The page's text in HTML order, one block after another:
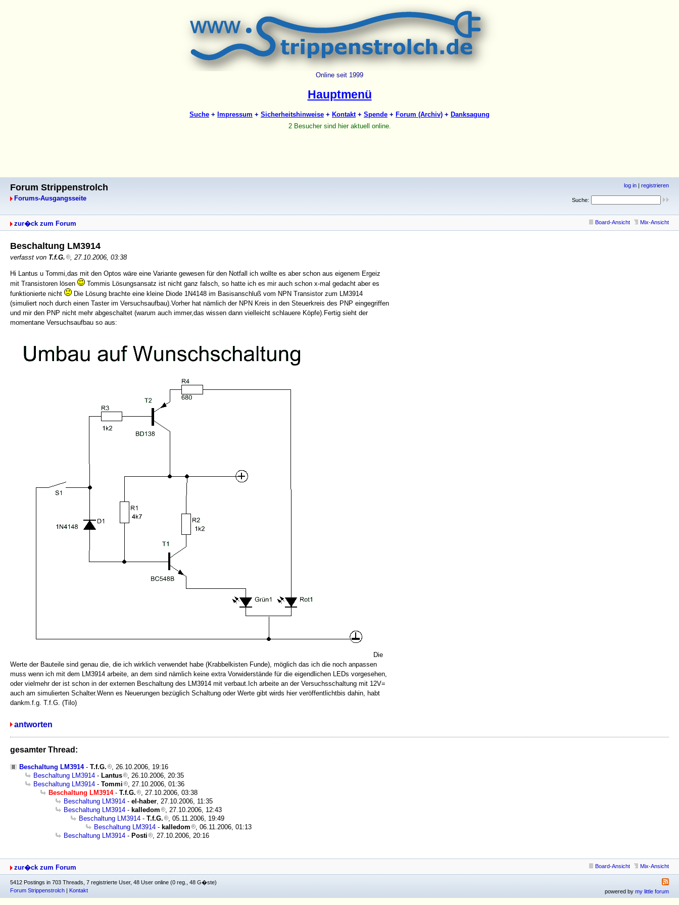
Forum Strippenstrolch
Forums-Ausgangsseite
log in | registrieren
Suche:
zur�ck zum Forum Board-Ansicht Mix-Ansicht
Beschaltung LM3914
verfasst von T.f.G. , 27.10.2006, 03:38
Hi Lantus u Tommi,das mit den Optos wäre eine Variante gewesen für den Notfall ich wollte es aber schon aus eigenem Ergeiz
mit Transistoren lösen
Tommis Lösungsansatz ist nicht ganz falsch, so hatte ich es mir auch schon x-mal gedacht aber es
funktionierte nicht
Die Lösung brachte eine kleine Diode 1N4148 im Basisanschluß vom NPN Transistor zum LM3914
(simuliert noch durch einen Taster im Versuchsaufbau).Vorher hat nämlich der NPN Kreis in den Steuerkreis des PNP eingegriffen
und mir den PNP nicht mehr abgeschaltet (warum auch immer,das wissen dann vielleicht schlauere Köpfe).Fertig sieht der
momentane Versuchsaufbau so aus:
Die
Werte der Bauteile sind genau die, die ich wirklich verwendet habe (Krabbelkisten Funde), möglich das ich die noch anpassen
muss wenn ich mit dem LM3914 arbeite, an dem sind nämlich keine extra Vorwiderstände für die eigendlichen LEDs vorgesehen,
oder vielmehr der ist schon in der externen Beschaltung des LM3914 mit verbaut.Ich arbeite an der Versuchsschaltung mit 12V=
auch am simulierten Schalter.Wenn es Neuerungen bezüglich Schaltung oder Werte gibt wirds hier veröffentlichtbis dahin, habt
dankm.f.g. T.f.G. (Tilo)
antworten
gesamter Thread:
Beschaltung LM3914- T.f.G.
, 26.10.2006, 19:16
Beschaltung LM3914 - Lantus
, 26.10.2006, 20:35
Beschaltung LM3914 - Tommi
, 27.10.2006, 01:36
Beschaltung LM3914- T.f.G.
, 27.10.2006, 03:38
Beschaltung LM3914 - el-haber, 27.10.2006, 11:35
Beschaltung LM3914 - kalledom
, 27.10.2006, 12:43
Beschaltung LM3914 - T.f.G.
, 05.11.2006, 19:49
Beschaltung LM3914 - kalledom
, 06.11.2006, 01:13
Beschaltung LM3914 - Posti , 27.10.2006, 20:16
zur�ck zum Forum Board-Ansicht Mix-Ansicht
5412 Postings in 703 Threads, 7 registrierte User, 48 User online (0 reg., 48 G�ste)
Forum Strippenstrolch | Kontakt powered by my little forum